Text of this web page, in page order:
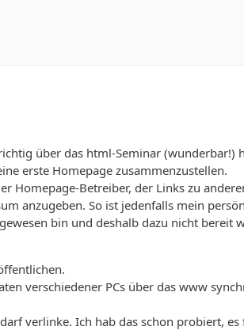
über das html-Seminar
erste Homepage zusammenzustellen.
Homepage-Betreiber, der Links zu
anzugeben. So ist jedenfalls mein
bin und deshalb dazu nicht bereit
verschiedener PCs über das www
verlinke. Ich hab das schon probiert,